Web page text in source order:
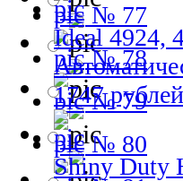
№ 77
№ 78
№ 79
№ 80
Ideal 4924,
1747 рублей
Shiny Duty